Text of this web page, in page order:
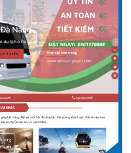
Xem giao diện